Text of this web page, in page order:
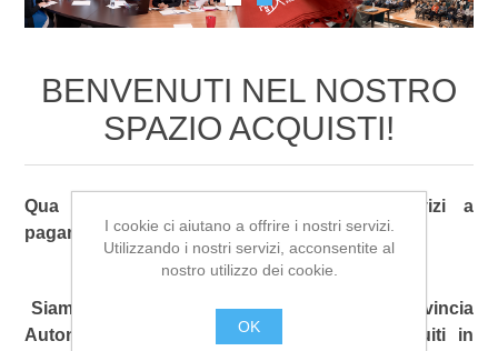
BENVENUTI NEL NOSTRO
SPAZIO ACQUISTI!
Qua puoi conoscere e accedere ai servizi a
pagamento della Fondazione Franco Demarchi.
Siamo un ente strumentale no profit della Provincia
Autonoma di Trento che offre servizi costruiti in
I cookie ci aiutano a offrire i nostri servizi.
Utilizzando i nostri servizi, acconsentite al
nostro utilizzo dei cookie.
OK